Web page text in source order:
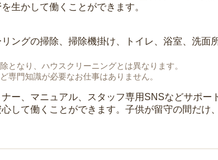
生かして働くことができます。
ングの掃除、掃除機掛け、トイレ、浴室、洗面
となり、ハウスクリーニングとは異なります。
専門知識が必要なお仕事はありません。
ー、マニュアル、スタッフ専用SNSなどサポー
して働くことができます。子供が留守の間だけ